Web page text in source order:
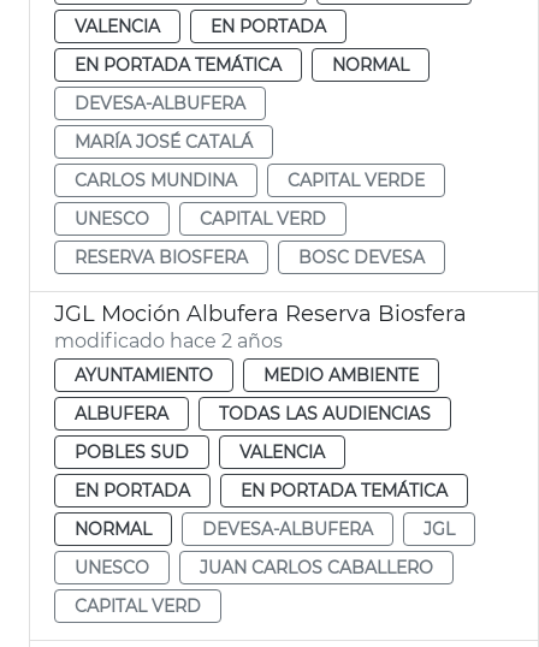
VALENCIA
EN PORTADA
EN PORTADA TEMÁTICA
NORMAL
DEVESA-ALBUFERA
MARÍA JOSÉ CATALÁ
CARLOS MUNDINA
CAPITAL VERDE
UNESCO
CAPITAL VERD
RESERVA BIOSFERA
BOSC DEVESA
JGL Moción Albufera Reserva Biosfera
modificado hace 2 años
AYUNTAMIENTO
MEDIO AMBIENTE
ALBUFERA
TODAS LAS AUDIENCIAS
POBLES SUD
VALENCIA
EN PORTADA
EN PORTADA TEMÁTICA
NORMAL
DEVESA-ALBUFERA
JGL
UNESCO
JUAN CARLOS CABALLERO
CAPITAL VERD